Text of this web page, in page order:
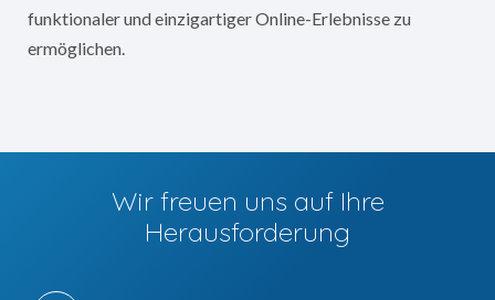
funktionaler und einzigartiger Online-Erlebnisse zu
ermöglichen.
Wir freuen uns auf Ihre
Herausforderung